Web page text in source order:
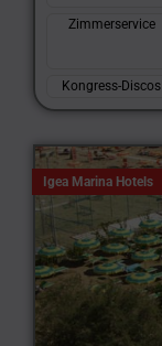
Zimmerservice
Kongress-Discos
Igea Marina Hotels